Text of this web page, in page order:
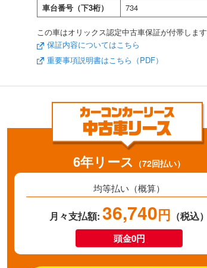
車台番号（下3桁）
734
この車はオリックス認定中古車保証が付帯します
保証内容についてはこちら
重要事項説明書はこちら（PDF）
6年リース （72回払い）
均等払い（概算）
月々支払額: 36,740円 （税込）
頭金0円